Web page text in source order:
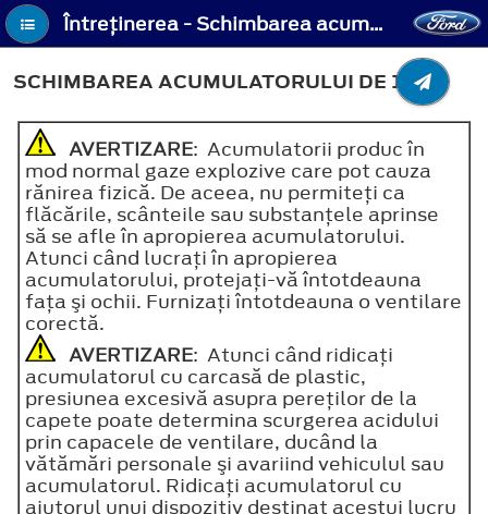
Întreţinerea - Schimbarea acumulatorului de 12 V
SCHIMBAREA ACUMULATORULUI DE 12 V
AVERTIZARE: Acumulatorii produc în
mod normal gaze explozive care pot cauza
rănirea fizică. De aceea, nu permiteţi ca
flăcările, scânteile sau substanţele aprinse
să se afle în apropierea acumulatorului.
Atunci când lucraţi în apropierea
acumulatorului, protejaţi-vă întotdeauna
faţa şi ochii. Furnizaţi întotdeauna o ventilare
corectă.
AVERTIZARE: Atunci când ridicaţi
acumulatorul cu carcasă de plastic,
presiunea excesivă asupra pereţilor de la
capete poate determina scurgerea acidului
prin capacele de ventilare, ducând la
vătămări personale şi avariind vehiculul sau
acumulatorul. Ridicaţi acumulatorul cu
ajutorul unui dispozitiv destinat acestui lucru